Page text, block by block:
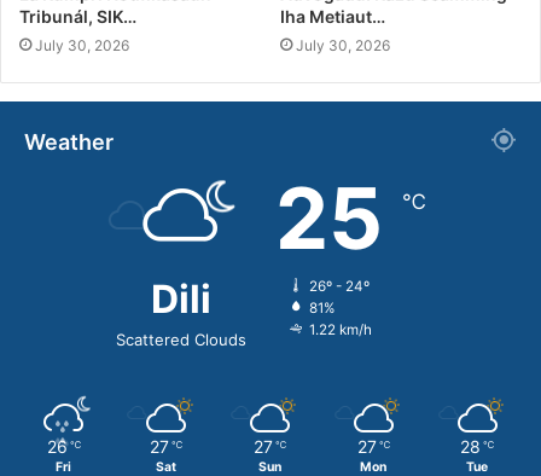
Tribunál, SIK…
July 30, 2026
Iha Metiaut…
July 30, 2026
Weather
Dili
Scattered Clouds
25 ℃
26º - 24º
81%
1.22 km/h
26 ℃
Fri
27 ℃
Sat
27 ℃
Sun
27 ℃
Mon
28 ℃
Tue